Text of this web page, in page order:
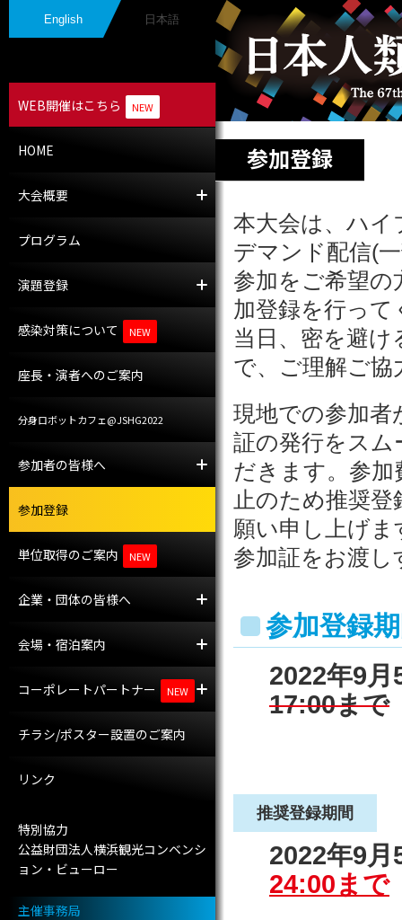
参加登録
本大会は、ハイ
デマンド配信(
参加をご希望の
加登録を行って
当日、密を避
で、ご理解ご
現地での参加者
証の発行をス
だきます。参
止のため推奨
願い申し上げ
参加証をお渡し
参加登録
2022年9
17:00まで
推奨登録期間
2022年9
24:00まで
English 日本語
WEB開催はこちら NEW
HOME
大会概要
プログラム
演題登録 演題募集
採択演題
感染対策について NEW
座長・演者へのご案内
分身ロボットカフェ@JSHG2022
参加者の皆様へ 参加者への案内
託児室
参加登録
単位取得のご案内 NEW
企業・団体の皆様へ
会場・宿泊案内 会場案内
宿泊案内
コーポレートパートナー NEW コーポレートパートナー
共催セミナー
チラシ/ポスター設置のご案内
リンク
特別協力
公益財団法人横浜観光コンベンシ
ョン・ビューロー
主催事務局